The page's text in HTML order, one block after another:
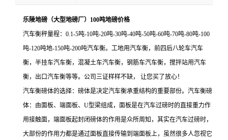
乐陵地磅（大型地磅厂）100吨地磅价格
汽车衡秤量程：0.1-5吨-10吨-20吨-30吨-40吨-50吨-60吨-70吨-80吨-100
吨-120吨地-150吨-200吨汽车衡。工地用汽车衡，前四后八轮车汽车
衡，半挂车汽车衡，混凝土车汽车衡，钢筋车汽车衡，搅拌站用汽车
衡，出口汽车衡等等。公司三证样样不缺， 让您买了放心！
汽车衡磅体的选择： 磅体是决定汽车衡承重结构的重要部份。汽车衡磅
体：由面板、端面板、U型梁组成，面板是在汽车过磅时的直接重力作
用接触面，端面板起封闭磅体的作用是众所周知，其实在汽车过磅时，
大部份的作用力都是通过面板直接传输到端面板上，虽然很多人忽视它